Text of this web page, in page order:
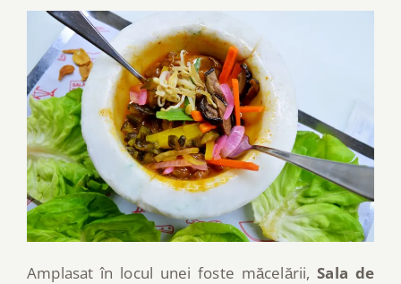
Amplasat în locul unei foste măcelării,Sala de